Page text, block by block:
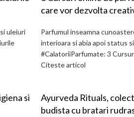
uleiuri
care vor dezvolta
Parfumul inseamna
interioara si abia apoi status
#CalatoriiParfumate: 3
Citeste articol
si
Ayurveda Rituals,
budista cu bratari